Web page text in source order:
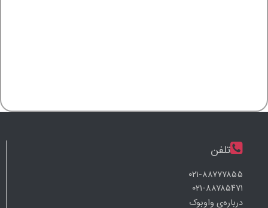
تلفن
۰۲۱-۸۸۷۷۷۸۵۵
۰۲۱-۸۸۷۸۵۴۷۱
درباره‌ی واوبوک